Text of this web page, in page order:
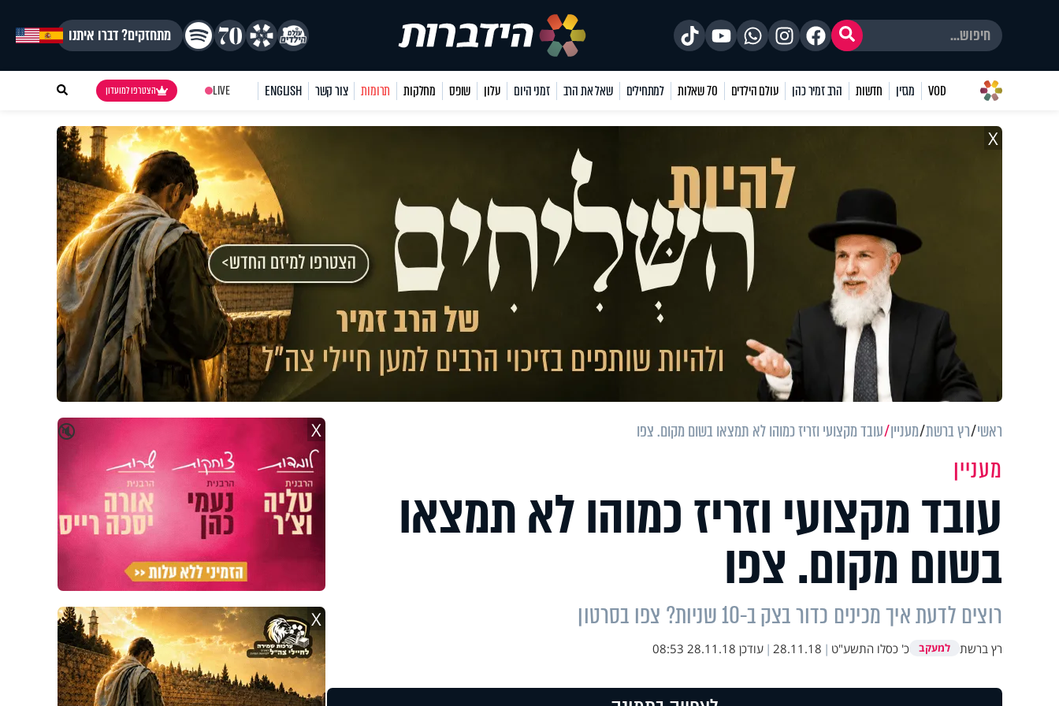
מתחזקים? דברו איתנו
VOD מגזין חדשות הרב זמיר כהן עולם הילדים 70 שאלות למתחילים שאל את הרב זמני היום עלון שופס מחלקות תרומות צור קשר ENGLISH
LIVE הצטרפו למועדון
X
ראשי רץ ברשת מעניין עובד מקצועי וזריז כמוהו לא תמצאו בשום מקום. צפו
מעניין
עובד מקצועי וזריז כמוהו לא תמצאו
בשום מקום. צפו
רוצים לדעת איך מכינים כדור בצק ב-10 שניות? צפו בסרטון
רץ ברשת למעקב כ' כסלו התשע"ט |
28.11.18
| עודכן 28.11.18 08:53
🔇 X
X